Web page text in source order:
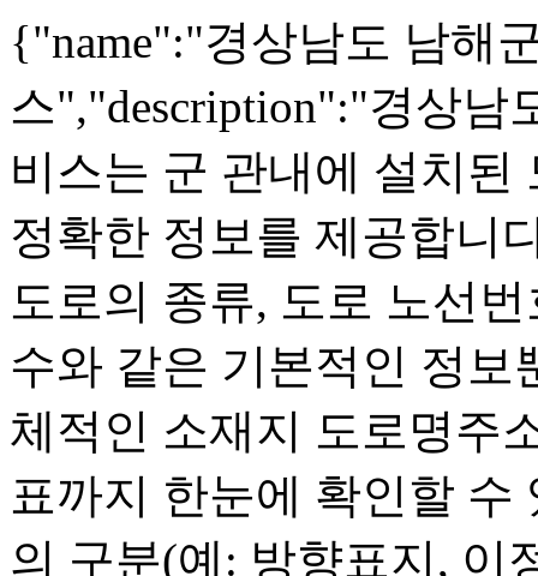
{"name":"경상남도 남해
스","description":"경상남
비스는 군 관내에 설치
정확한 정보를 제공합니
도로의 종류, 도로 노선
수와 같은 기본적인 정보
체적인 소재지 도로명주
표까지 한눈에 확인할
의 구분(예: 방향표지, 이